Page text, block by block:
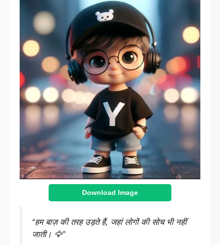
Download Image
“हम बाज़ की तरह उड़ते हैं, जहां लोगों की सोच भी नहीं
जाती। 🦅”